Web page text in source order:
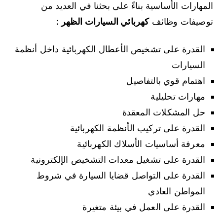
المهارات الأساسية بناءً على بحثنا في العديد من
توصيفات وظائفكهربائي السيارات الظهر :
القدرة على تشخيص الأعطال الكهربائية داخل أنظمة
السيارات
اهتمام قوي بالتفاصيل
مهارات تحليلية
حل المشكلات المعقدة
القدرة على تركيب الأنظمة الكهربائية
معرفة أساسيات الأسلاك الكهربائية
القدرة على تشغيل معدات التشخيص الإلكترونية
القدرة على التواصل قضايا السيارة في شروط
المواطن العادي
القدرة على العمل في بيئة متغيرة